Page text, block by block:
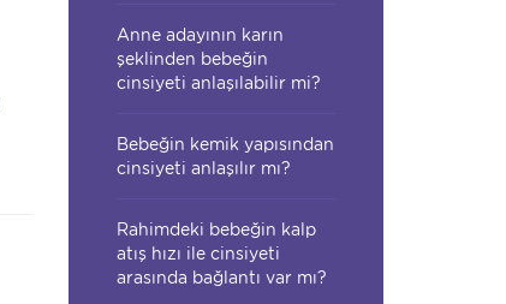
Anne adayının karın
şeklinden bebeğin
cinsiyeti anlaşılabilir mi?
Bebeğin kemik yapısından
cinsiyeti anlaşılır mı?
Rahimdeki bebeğin kalp
atış hızı ile cinsiyeti
arasında bağlantı var mı?